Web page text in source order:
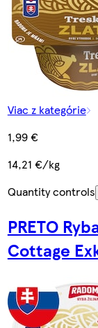
Viac z kategórie
1,99 €
14,21 €/kg
Quantity controls
PRETO
Cottage